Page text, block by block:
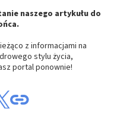
naszego artykułu do
z informacjami na
stylu życia,
portal ponownie!